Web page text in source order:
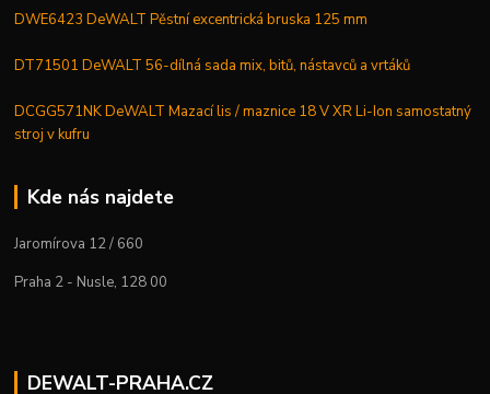
DWE6423 DeWALT Pěstní excentrická bruska 125 mm
DT71501 DeWALT 56-dílná sada mix, bitů, nástavců a vrtáků
DCGG571NK DeWALT Mazací lis / maznice 18 V XR Li-Ion samostatný
stroj v kufru
Kde nás najdete
Jaromírova 12 / 660
Praha 2 - Nusle, 128 00
DEWALT-PRAHA.CZ